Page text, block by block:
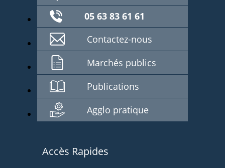
05 63 83 61 61
Contactez-nous
Marchés publics
Publications
Agglo pratique
Accès Rapides